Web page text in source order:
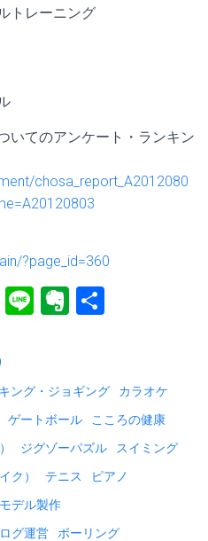
トレーニング
いてのアンケート・ランキン
chosa_report_A2012080
?page_id=360
G
l
Li
E
ot
e
ング・ジョギング
カラオケ
ゲートボール
こころの健康
ジグゾーパズル
スイミング
ク） テニス
ピアノ
デル製作
グ運営
ボーリング